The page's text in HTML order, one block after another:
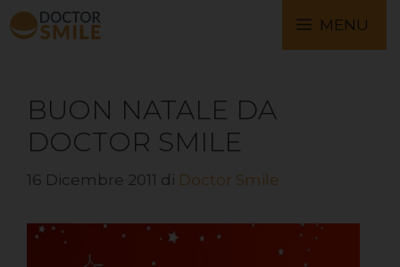
MENU
BUON NATALE DA
DOCTOR SMILE
16 Dicembre 2011 di Doctor Smile